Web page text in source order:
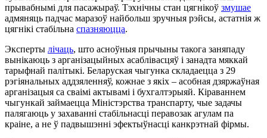
прывабнымі для пасажыраў. Тэхнічны стан цягнікоў змушае
адмяняць падчас маразоў найбольш зручныя рэйсы, астатнія ж
цягнікі стабільна спазняюцца.
Эксперты лічаць, што асноўныя прычыны такога заняпаду
вынікаюць з арганізацыйных асаблівасцяў і занадта мяккай
тарыфнай палітыкі. Беларуская чыгунка складаецца з 29
рэгіянальных аддзяленняў, кожнае з якіх – асобная дзяржаўная
арганізацыя са сваімі актывамі і бухгалтэрыяй. Кіраваннем
чыгункай займаецца Міністэрства транспарту, чые задачы
палягаюць у захаванні стабільнасці перавозак агулам па
краіне, а не ў падвышэнні эфектыўнасці канкрэтнай фірмы.